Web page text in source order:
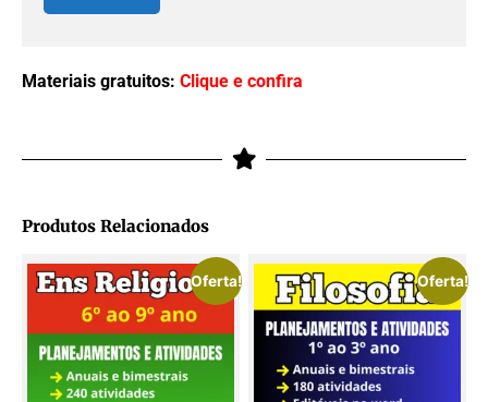
Materiais gratuitos: Clique e confira
Produtos Relacionados
Oferta! Oferta!